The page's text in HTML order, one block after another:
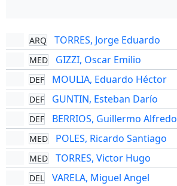
ARQ TORRES, Jorge Eduardo
MED GIZZI, Oscar Emilio
DEF MOULIA, Eduardo Héctor
DEF GUNTIN, Esteban Darío
DEF BERRIOS, Guillermo Alfredo
MED POLES, Ricardo Santiago
MED TORRES, Victor Hugo
DEL VARELA, Miguel Angel